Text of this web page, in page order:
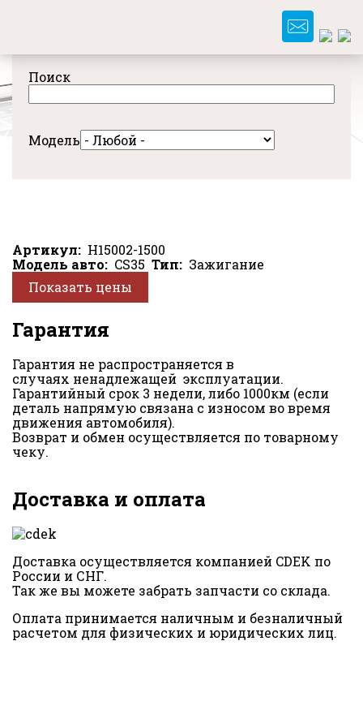
содержанию
Поиск
Модель
Артикул
H15002-1500
Модель авто
CS35 Тип
Зажигание
Показать цены
Гарантия
Гарантия не распространяется в
случаях ненадлежащей эксплуатации.
Гарантийный срок 3 недели, либо 1000км (если
деталь напрямую связана с износом во время
движения автомобиля).
Возврат и обмен осуществляется по товарному
чеку.
Доставка и оплата
Доставка осуществляется компанией CDEK по
России и СНГ.
Так же вы можете забрать запчасти со склада.
Оплата принимается наличным и безналичный
расчетом для физических и юридических лиц.